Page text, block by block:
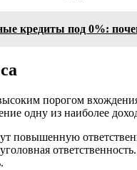
кредиты под 0%:
порогом
одну из наиболее
повышенную